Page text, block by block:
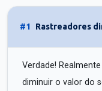
#1 Rastreadores
Verdade!
diminuir o valor do